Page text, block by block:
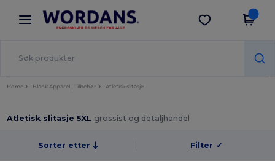
× Wordans-app
Bedre priser i appen!
Last ned app
Home Blank Apparel | Tilbehør Atletisk slitasje
Atletisk slitasje 5XL grossist og detaljhandel
Sorter etter Filter ✓